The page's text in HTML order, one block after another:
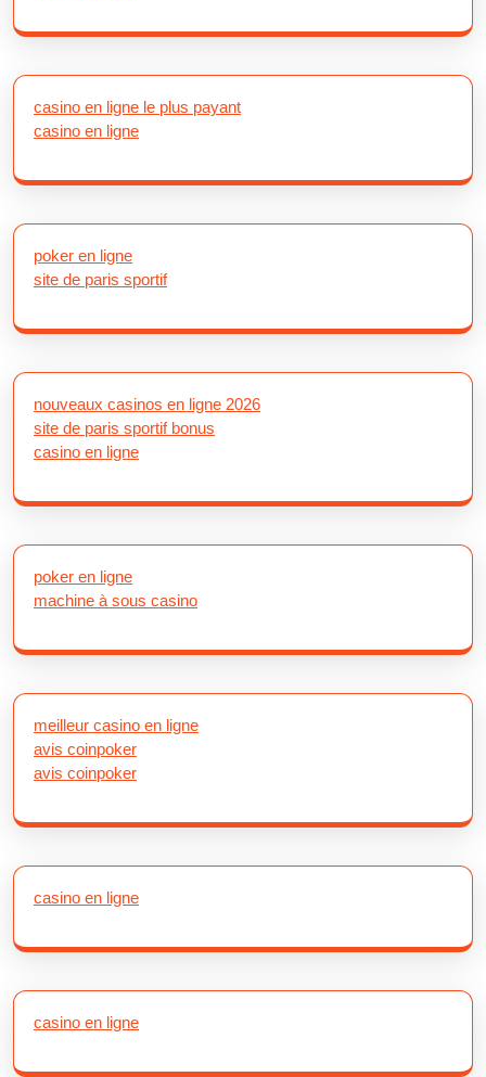
casino en ligne le plus payant
casino en ligne
poker en ligne
site de paris sportif
nouveaux casinos en ligne 2026
site de paris sportif bonus
casino en ligne
poker en ligne
machine à sous casino
meilleur casino en ligne
avis coinpoker
avis coinpoker
casino en ligne
casino en ligne